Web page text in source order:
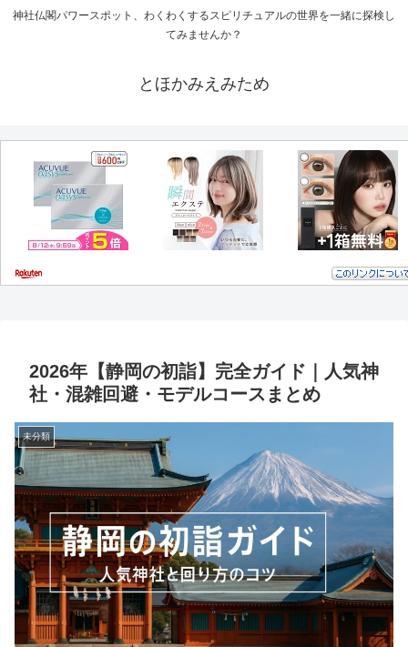
神社仏閣パワースポット、わくわくするスピリチュアルの世界を一緒に探検し
てみませんか？
とほかみえみため
2026年【静岡の初詣】完全ガイド｜人気神
社・混雑回避・モデルコースまとめ
未分類